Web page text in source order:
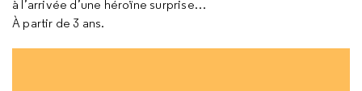
à l’arrivée d’une héroïne surprise…
À partir de 3 ans.